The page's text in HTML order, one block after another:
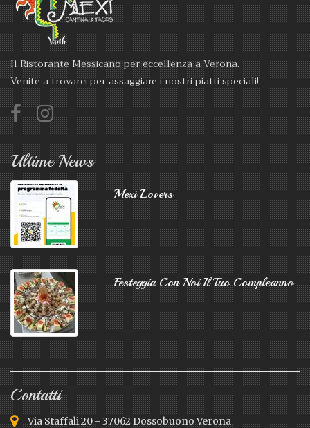
Il Ristorante Messicano per eccellenza a Verona.
Venite a trovarci per assaggiare i nostri piatti speciali!
Ultime News
Mexì Lovers
Festeggia Con Noi Il Tuo Compleanno
Contatti
Via Staffali 20 - 37062 Dossobuono Verona